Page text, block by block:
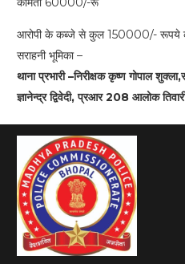
आरोपी के कब्जे से कुल 150000/- रूपये
सराहनी भूमिका –
थाना प्रभारी –निरीक्षक कृष्ण गोपाल
ज्ञानेन्द्र द्विवेदी, प्रआर 208 आलोक